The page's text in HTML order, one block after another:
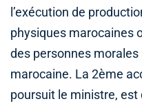
l’exécution de
physiques marocaines
des personnes
marocaine. La 2ème
poursuit le ministre,